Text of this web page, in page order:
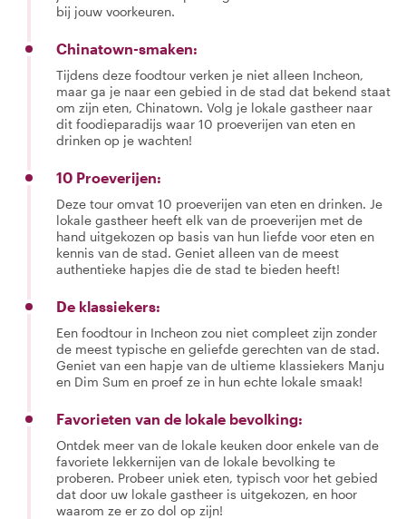
bij jouw voorkeuren.
Chinatown-smaken:
Tijdens deze foodtour verken je niet alleen Incheon,
maar ga je naar een gebied in de stad dat bekend staat
om zijn eten, Chinatown. Volg je lokale gastheer naar
dit foodieparadijs waar 10 proeverijen van eten en
drinken op je wachten!
10 Proeverijen:
Deze tour omvat 10 proeverijen van eten en drinken. Je
lokale gastheer heeft elk van de proeverijen met de
hand uitgekozen op basis van hun liefde voor eten en
kennis van de stad. Geniet alleen van de meest
authentieke hapjes die de stad te bieden heeft!
De klassiekers:
Een foodtour in Incheon zou niet compleet zijn zonder
de meest typische en geliefde gerechten van de stad.
Geniet van een hapje van de ultieme klassiekers Manju
en Dim Sum en proef ze in hun echte lokale smaak!
Favorieten van de lokale bevolking:
Ontdek meer van de lokale keuken door enkele van de
favoriete lekkernijen van de lokale bevolking te
proberen. Probeer uniek eten, typisch voor het gebied
dat door uw lokale gastheer is uitgekozen, en hoor
waarom ze er zo dol op zijn!